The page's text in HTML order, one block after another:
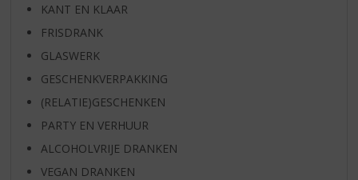
KANT EN KLAAR
FRISDRANK
GLASWERK
GESCHENKVERPAKKING
(RELATIE)GESCHENKEN
PARTY EN VERHUUR
ALCOHOLVRIJE DRANKEN
VEGAN DRANKEN